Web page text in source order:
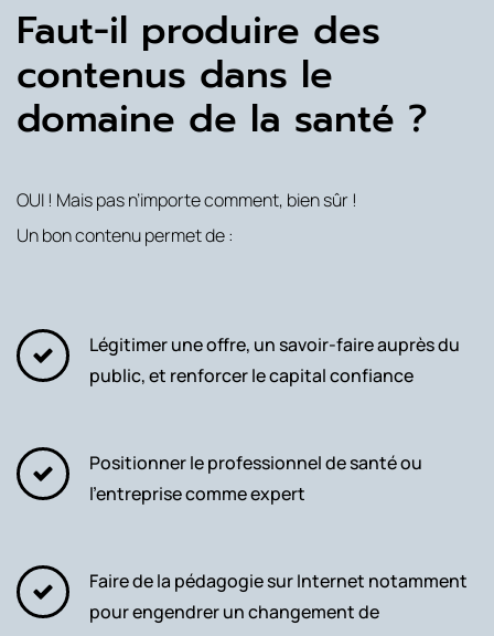
Faut-il produire des
contenus dans le
domaine de la santé ?
OUI ! Mais pas n’importe comment, bien sûr !
Un bon contenu permet de :
Légitimer une offre, un savoir-faire auprès du
public, et renforcer le capital confiance
Positionner le professionnel de santé ou
l’entreprise comme expert
Faire de la pédagogie sur Internet notamment
pour engendrer un changement de